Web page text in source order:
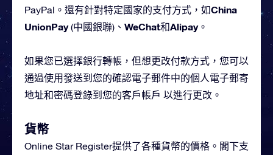
PayPal。還有針對特定國家的支付方式， 如China
UnionPay(中國銀聯)、 WeChat和Alipay。
如果您已選擇銀行轉帳，但想更改付款方式，您可以
通過使用發送到您的確認電子郵件中的個人電子郵寄
地址和密碼登錄到您的客戶帳戶 以進行更改。
貨幣
Online Star Register提供了各種貨幣的價格。閣下支